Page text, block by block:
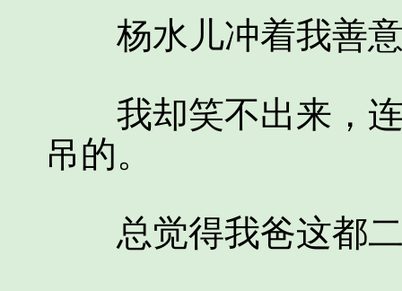
杨水儿冲着我善意
我却笑不出来，连
吊的。
总觉得我爸这都二